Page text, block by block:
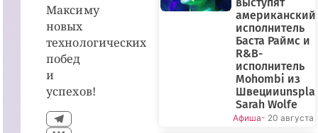
Максиму
новых
технологических
побед
и
успехов!
американский
исполнитель
Баста Раймс и
R&B-
исполнитель
Mohombi из
Sarah Wolfe
Афиша- 20 августа